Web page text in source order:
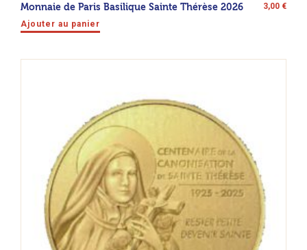
Monnaie de Paris Basilique Sainte Thérèse 2026 3,00 €
Ajouter au panier